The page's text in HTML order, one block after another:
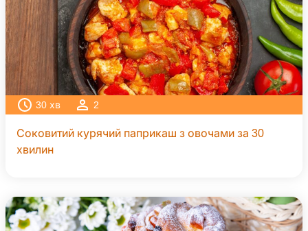
30 хв 2
Соковитий курячий паприкаш з овочами за 30
хвилин